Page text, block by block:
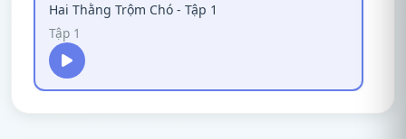
Hai Thằng Trộm Chó - Tập 1
Tập 1